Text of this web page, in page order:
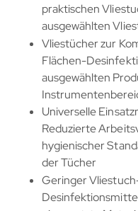
praktischen
ausgewählten
Vliestücher zur
Flächen-
ausgewählten
Universelle
Reduzierte
hygienischer
der Tücher
Geringer